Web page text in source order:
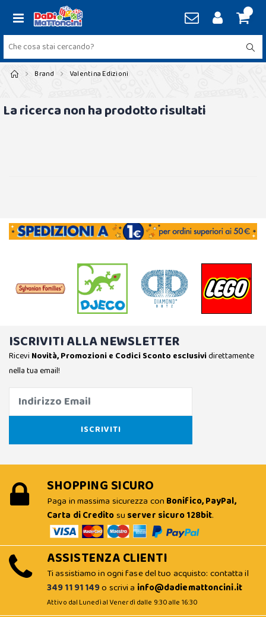
Brand Valentina Edizioni
La ricerca non ha prodotto risultati
ISCRIVITI ALLA NEWSLETTER
Ricevi Novità, Promozioni e Codici Sconto esclusividirettamente
nella tua email!
SHOPPING SICURO
Paga in massima sicurezza con Bonifico, PayPal,
Carta di Creditosu server sicuro 128bit.
ASSISTENZA CLIENTI
Ti assistiamo in ogni fase del tuo acquisto: contatta il
349 11 91 149o scrivi a info@dadiemattoncini.it
Attivo dal Lunedì al Venerdì dalle 9:30 alle 16:30